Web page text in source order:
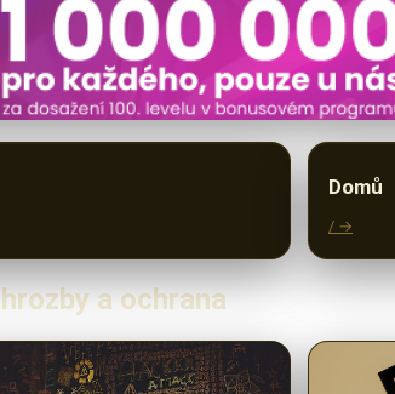
Domů
/ →
a ochrana